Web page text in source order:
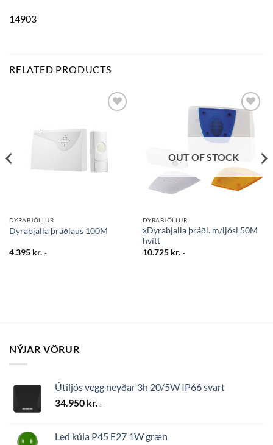
14903
RELATED PRODUCTS
DYRABJÖLLUR
Dyrabjalla þráðlaus 100M
4.395 kr. .-
Bæta
óskalista
OUT OF STOCK
DYRABJÖLLUR
xDyrabjalla þráðl. m/ljósi 50M
hvítt
10.725 kr. .-
NÝJAR VÖRUR
Útiljós vegg neyðar 3h 20/5W IP66 svart
34.950 kr. .-
Led kúla P45 E27 1W græn